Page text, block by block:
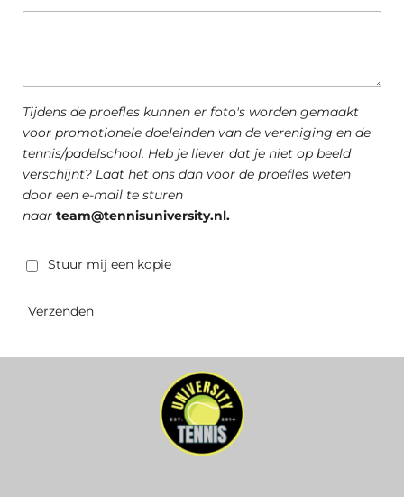
Tijdens de proefles kunnen er foto's worden gemaakt
voor promotionele doeleinden van de vereniging en de
tennis/padelschool. Heb je liever dat je niet op beeld
verschijnt? Laat het ons dan voor de proefles weten
door een e-mail te sturen
naar team@tennisuniversity.nl.
Stuur mij een kopie
Verzenden